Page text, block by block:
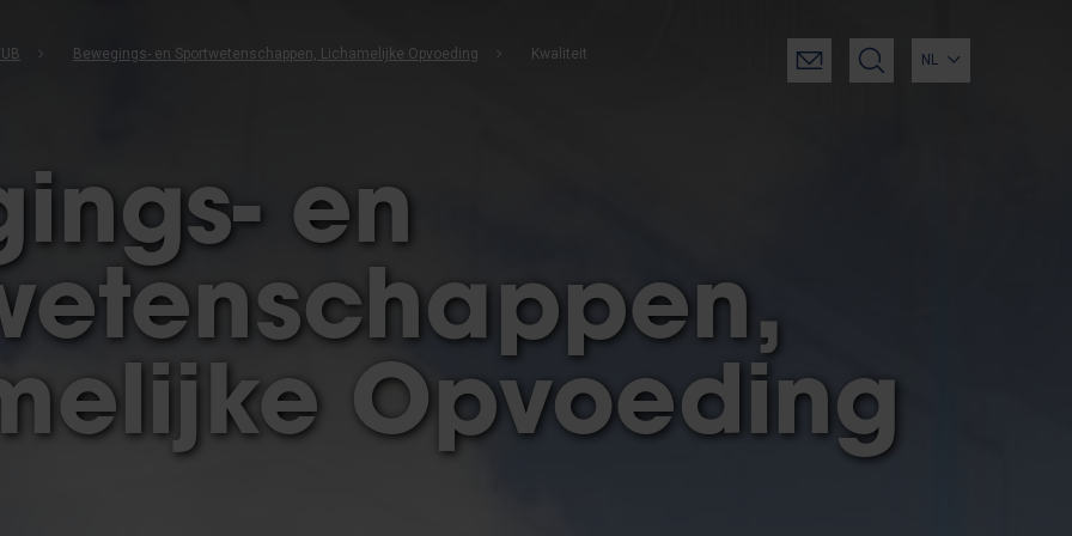
Bewegings- en Sportwetenschappen, Lichamelijke Opvoeding Kwaliteit NL
en
Opvoeding